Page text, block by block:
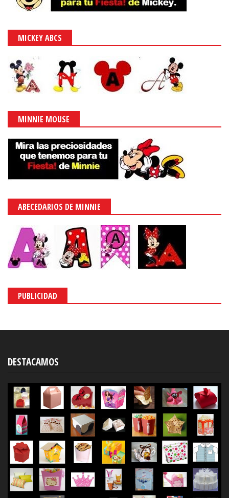
MICKEY ABCS
MINNIE MOUSE
ABECEDARIOS DE MINNIE
PUBLICIDAD
DESTACAMOS